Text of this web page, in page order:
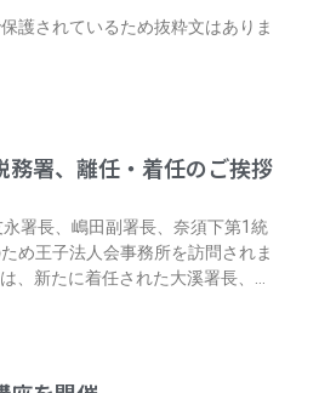
護されているため抜粋文はありま
務署、離任・着任のご挨拶
署長、嶋田副署長、奈須下第1統
め王子法人会事務所を訪問されま
、新たに着任された大溪署長、佐
ただきました。 これまでのご尽力
。王子法人会は、引き続き王子税